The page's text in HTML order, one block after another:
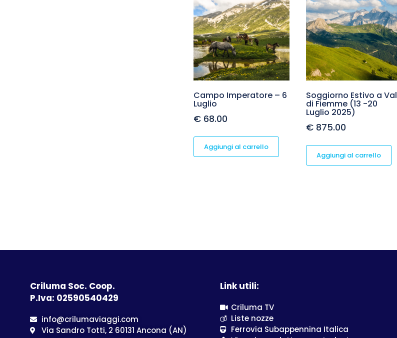
Campo Imperatore – 6
Luglio
€ 68.00
Aggiungi al carrello
Soggiorno Estivo a Val
di Fiemme (13 -20
Luglio 2025)
€875.00
Aggiungi al carrello
Criluma Soc. Coop.
P.Iva: 02590540429
info@crilumaviaggi.com
Via Sandro Totti, 2 60131 Ancona (AN)
Link utili:
Criluma TV
Liste nozze
Ferrovia Subappennina Italica